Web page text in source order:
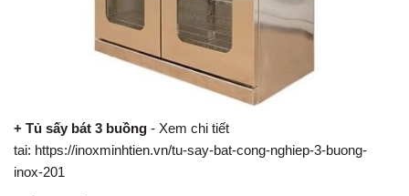
+ Tủ sấy bát 3 buồng - Xem chi tiết
tai: https://inoxminhtien.vn/tu-say-bat-cong-nghiep-3-buong-
inox-201